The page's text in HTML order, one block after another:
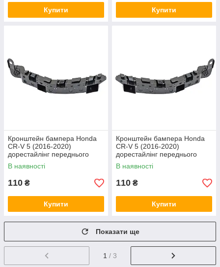
Купити Купити
Кронштейн бампера Honda
CR-V 5 (2016-2020)
дорестайлінг переднього
правий EPROFARO
В наявності
110 ₴
Купити
Кронштейн бампера Honda
CR-V 5 (2016-2020)
дорестайлінг переднього
лівий EPROFARO
В наявності
110 ₴
Купити
Показати ще
1 / 3